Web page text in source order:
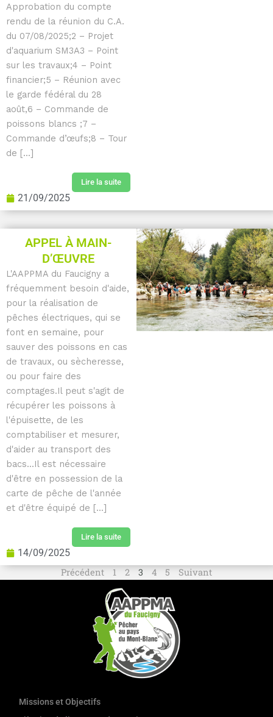
Approbation du compte
rendu de la réunion du C.A.
du 07/08/2025;2 – Projet
d'aquarium SM3A3 – Point
sur les travaux;4 – Point
financier;5 – Réunion avec
le garde fédéral du 28
août,6 – Commande de
poissons blancs ;7 –
Commande d’œufs;8 – Tour
de [...]
Lire la suite
21/09/2025
APPEL À MAIN-
D’ŒUVRE
L'AAPPMA du Faucigny a
fréquemment besoin d'aide,
pour la réalisation de
pêches électriques, qui se
font en semaine, pour
sauver des poissons en cas
de travaux, ou sècheresse,
ou pour faire des
comptages.Il peut s'agit de
récupérer les poissons à
l'épuisette, de les
comptabiliser et mesurer,
d'aider au transport des
bacs...Il est nécessaire
d'être en possession de la
carte de pêche de l'année
et d'être équipé de [...]
Lire la suite
14/09/2025
Précédent
1 2 3 4 5 Suivant
Missions et Objectifs